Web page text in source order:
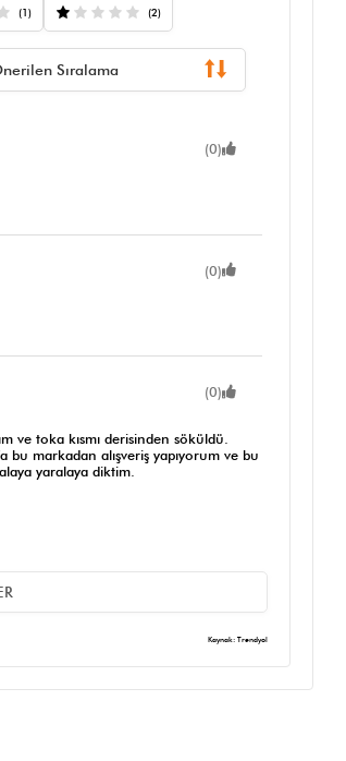
(1) (2)
Sıralama
(0)
(0)
(0)
ve toka kısmı derisinden söküldü.
bu markadan alışveriş yapıyorum ve bu
yaralaya diktim.
(0)
Kaynak: Trendyol